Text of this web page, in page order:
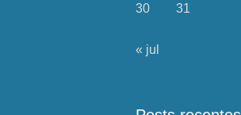
30
31
« jul